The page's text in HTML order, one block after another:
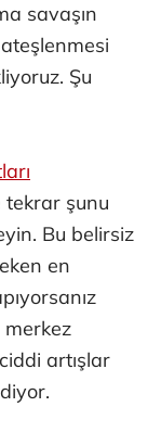
savaşın
Şu
tekrar şunu
Bu belirsiz
en
merkez
artışlar